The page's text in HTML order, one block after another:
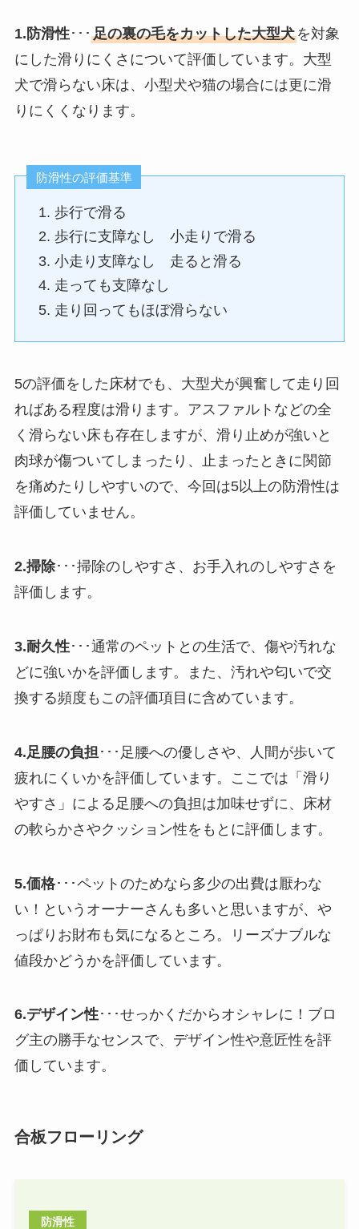
1.防滑性･･･ 足の裏の毛をカットした大型犬を対象
にした滑りにくさについて評価しています。大型
犬で滑らない床は、小型犬や猫の場合には更に滑
りにくくなります。
防滑性の評価基準
歩行で滑る
歩行に支障なし 小走りで滑る
小走り支障なし 走ると滑る
走っても支障なし
走り回ってもほぼ滑らない
5の評価をした床材でも、大型犬が興奮して走り回
ればある程度は滑ります。アスファルトなどの全
く滑らない床も存在しますが、滑り止めが強いと
肉球が傷ついてしまったり、止まったときに関節
を痛めたりしやすいので、今回は5以上の防滑性は
評価していません。
2.掃除･･･掃除のしやすさ、お手入れのしやすさを
評価します。
3.耐久性･･･通常のペットとの生活で、傷や汚れな
どに強いかを評価します。また、汚れや匂いで交
換する頻度もこの評価項目に含めています。
4.足腰の負担 ･･･足腰への優しさや、人間が歩いて
疲れにくいかを評価しています。ここでは「滑り
やすさ」による足腰への負担は加味せずに、床材
の軟らかさやクッション性をもとに評価します。
5.価格･･･ペットのためなら多少の出費は厭わな
い！というオーナーさんも多いと思いますが、や
っぱりお財布も気になるところ。リーズナブルな
値段かどうかを評価しています。
6.デザイン性･･･せっかくだからオシャレに！ブロ
グ主の勝手なセンスで、デザイン性や意匠性を評
価しています。
合板フローリング
防滑性